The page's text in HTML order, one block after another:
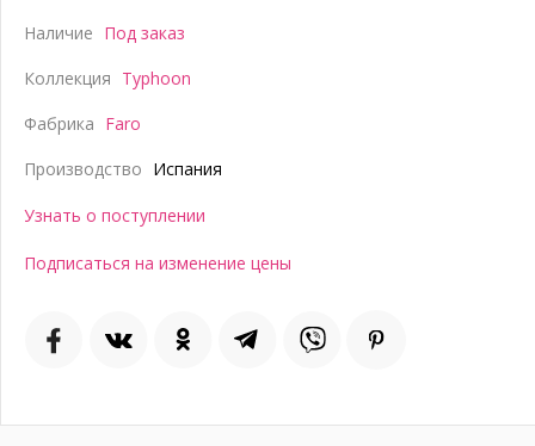
Наличие Под заказ
Коллекция Typhoon
Фабрика Faro
Производство Испания
Узнать о поступлении
Подписаться на изменение цены